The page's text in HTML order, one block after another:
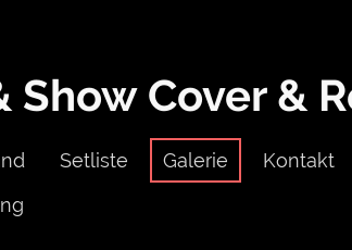
Show Cover &
Setliste Galerie Kontakt